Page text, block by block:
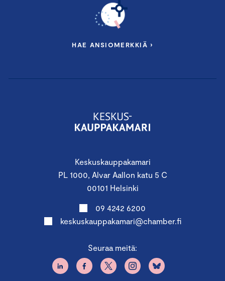
Keskuskauppakamari
PL 1000, Alvar Aallon katu 5 C
00101 Helsinki
09 4242 6200
keskuskauppakamari@chamber.fi
Seuraa meitä:
HAE ANSIOMERKKIÄ ›